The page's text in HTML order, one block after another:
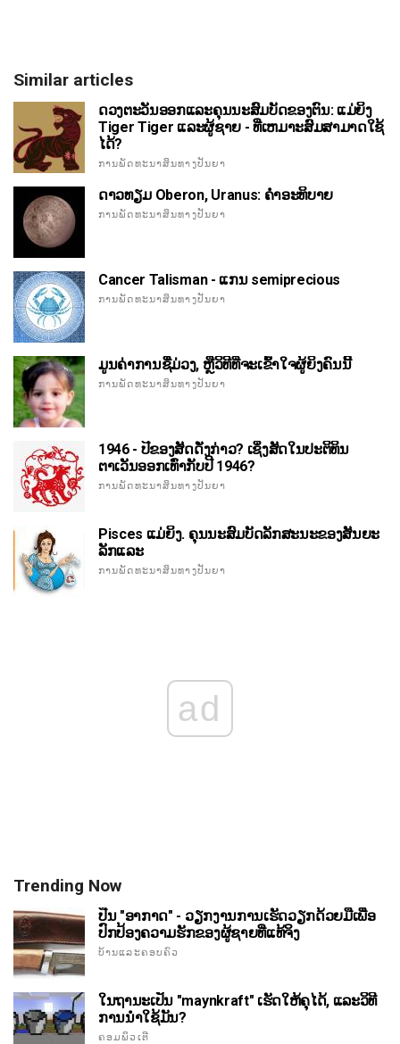
Similar articles
ດວງຕະວັນອອກແລະຄຸນນະສົມບັດຂອງຕົນ: ແມ່ຍິງ
Tiger Tiger ແລະຜູ້ຊາຍ - ທີ່ເຫມາະສົມສາມາດໃຊ້
ໄດ້?
ການພັດທະນາສິນທາງປັນຍາ
ດາວທຽມ Oberon, Uranus: ຄໍາອະທິບາຍ
ການພັດທະນາສິນທາງປັນຍາ
Cancer Talisman - ແກນ semiprecious
ການພັດທະນາສິນທາງປັນຍາ
ມູນຄ່າການຊື່ມ່ວງ, ຫຼືວິທີທີ່ຈະເຂົ້າໃຈຜູ້ຍິງຄົນນີ້
ການພັດທະນາສິນທາງປັນຍາ
1946 - ປີຂອງສັດດັ່ງກ່າວ? ເຊິ່ງສັດໃນປະຕິທິນ
ຕາເວັນອອກເທົ່າກັບປີ 1946?
ການພັດທະນາສິນທາງປັນຍາ
Pisces ແມ່ຍິງ. ຄຸນນະສົມບັດລັກສະນະຂອງສັນຍະ
ລັກແລະ
ການພັດທະນາສິນທາງປັນຍາ
ad
Trending Now
ປືນ "ອາກາດ" - ວຽກງານການເຮັດວຽກດ້ວຍມືເພື່ອ
ປົກປ້ອງຄວາມຮັກຂອງຜູ້ຊາຍທີ່ແທ້ຈິງ
ບ້ານແລະຄອບຄົວ
ໃນຖານະເປັນ "maynkraft" ເຮັດໃຫ້ຄຸໄດ້, ແລະວິທີ
ການນໍາໃຊ້ມັນ?
ຄອມພິວເຕີ